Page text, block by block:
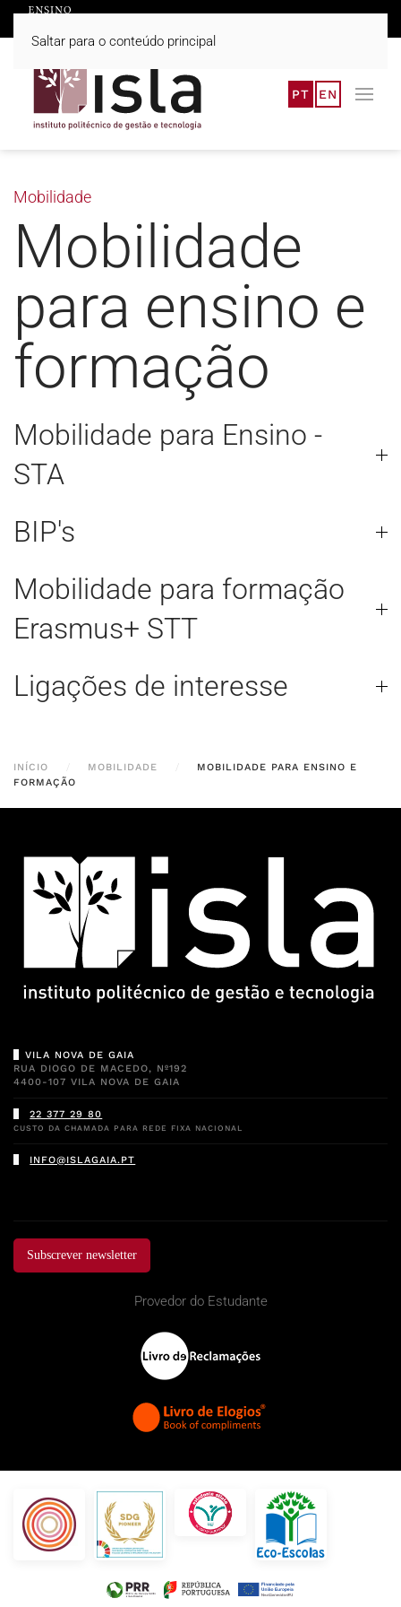
Saltar para o conteúdo principal
PT EN
Mobilidade
Mobilidade
para ensino e
formação
Mobilidade para Ensino -
STA
BIP's
Mobilidade para formação
Erasmus+ STT
Ligações de interesse
INÍCIO MOBILIDADE
MOBILIDADE PARA ENSINO E
FORMAÇÃO
VILA NOVA DE GAIA
RUA DIOGO DE MACEDO, Nº192
4400-107 VILA NOVA DE GAIA
22 377 29 80
CUSTO DA CHAMADA PARA REDE FIXA NACIONAL
INFO@ISLAGAIA.PT
Subscrever newsletter
Provedor do Estudante